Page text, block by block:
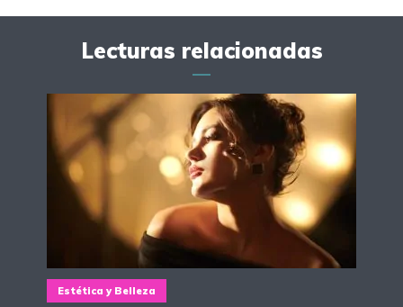
Lecturas relacionadas
Estética y Belleza